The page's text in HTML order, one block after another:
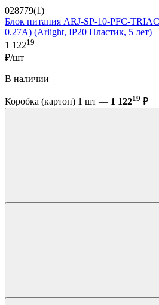
028779(1)
Блок питания ARJ-SP-10-PFC-
0.27A) (Arlight, IP20 Пластик, 5 лет)
1 12219
₽/шт
В наличии
Коробка (картон) 1 шт — 1 12219 ₽